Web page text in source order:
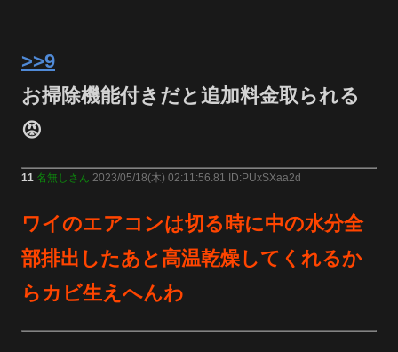
>>9
お掃除機能付きだと追加料金取られる
😡
11 名無しさん 2023/05/18(木) 02:11:56.81 ID:PUxSXaa2d
ワイのエアコンは切る時に中の水分全
部排出したあと高温乾燥してくれるか
らカビ生えへんわ